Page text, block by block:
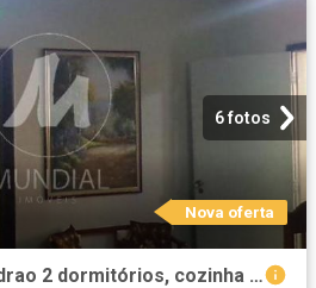
6 fotos
Nova oferta
Apartamento tipo padrao 2 dormitórios, cozinha planejada, portaria 24 horas, elevador, em condom